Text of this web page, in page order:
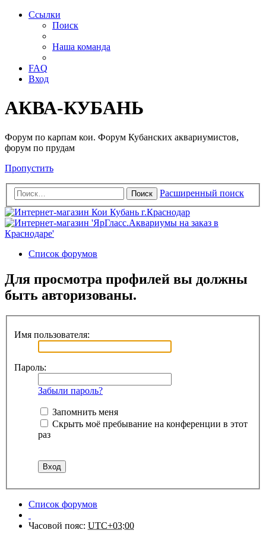
Ссылки
Поиск
Наша команда
FAQ
Вход
АКВА-КУБАНЬ
Форум по карпам кои. Форум Кубанских аквариумистов,
форум по прудам
Пропустить
Поиск Расширенный поиск
Список форумов
Для просмотра профилей вы должны
быть авторизованы.
Имя пользователя:
Пароль:
Забыли пароль?
Запомнить меня
Скрыть моё пребывание на конференции в этот
раз
Список форумов
Часовой пояс: UTC+03:00